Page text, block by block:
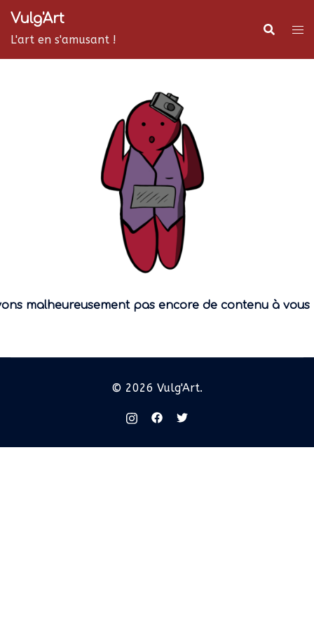
Vulg'Art
L'art en s'amusant !
malheureusement pas encore de contenu à
© 2026 Vulg'Art.